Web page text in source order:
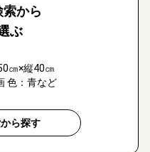
から
ぶ
㎝×縦40㎝
色：青など
ら探す